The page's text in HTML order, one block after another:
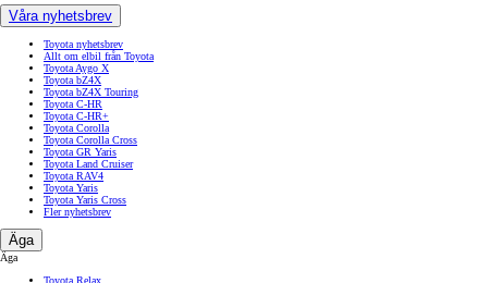
Våra nyhetsbrev
Toyota nyhetsbrev
Allt om elbil från Toyota
Toyota Aygo X
Toyota bZ4X
Toyota bZ4X Touring
Toyota C-HR
Toyota C-HR+
Toyota Corolla
Toyota Corolla Cross
Toyota GR Yaris
Toyota Land Cruiser
Toyota RAV4
Toyota Yaris
Toyota Yaris Cross
Fler nyhetsbrev
Äga
Äga